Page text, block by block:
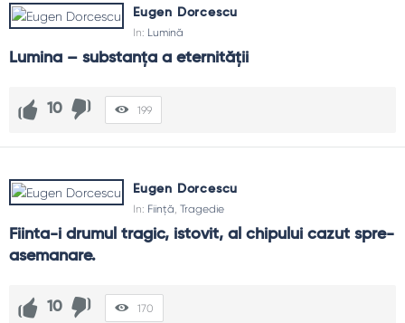
Eugen Dorcescu
In: Lumină
Lumina – substanța a eternității
10 199
Eugen Dorcescu
In: Ființă, Tragedie
Fiinta-i drumul tragic, istovit, al chipului cazut spre-
asemanare.
10 170